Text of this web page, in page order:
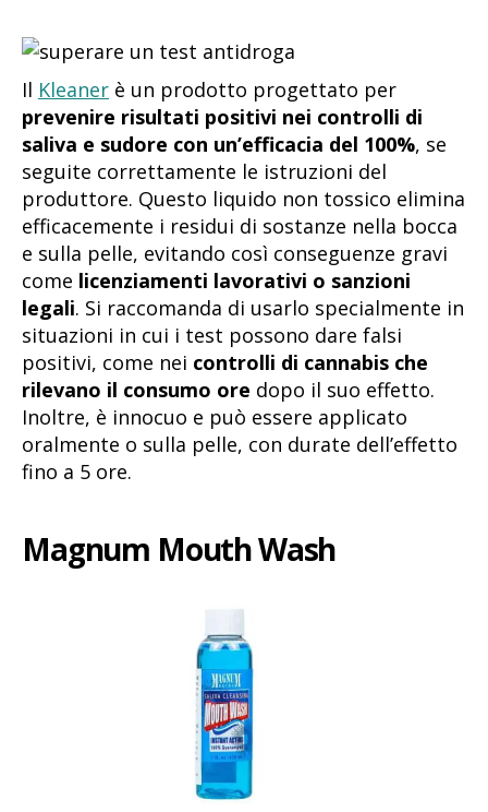
Il Kleaner è un prodotto progettato per
prevenire risultati positivi nei controlli di
saliva e sudore con un’efficacia del 100%, se
seguite correttamente le istruzioni del
produttore. Questo liquido non tossico elimina
efficacemente i residui di sostanze nella bocca
e sulla pelle, evitando così conseguenze gravi
come licenziamenti lavorativi o sanzioni
legali. Si raccomanda di usarlo specialmente in
situazioni in cui i test possono dare falsi
positivi, come nei controlli di cannabis che
rilevano il consumo ore dopo il suo effetto.
Inoltre, è innocuo e può essere applicato
oralmente o sulla pelle, con durate dell’effetto
fino a 5 ore.
Magnum Mouth Wash